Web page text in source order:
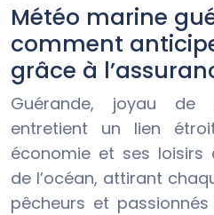
Météo marine
comment
grâce à
Guérande, joyau
entretient un lien
économie et ses loisirs
de l’océan, attirant
pêcheurs et passionnés